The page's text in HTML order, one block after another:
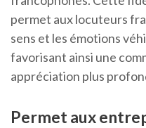
permet aux locuteurs
sens et les émotions
favorisant ainsi une
appréciation plus
Permet aux